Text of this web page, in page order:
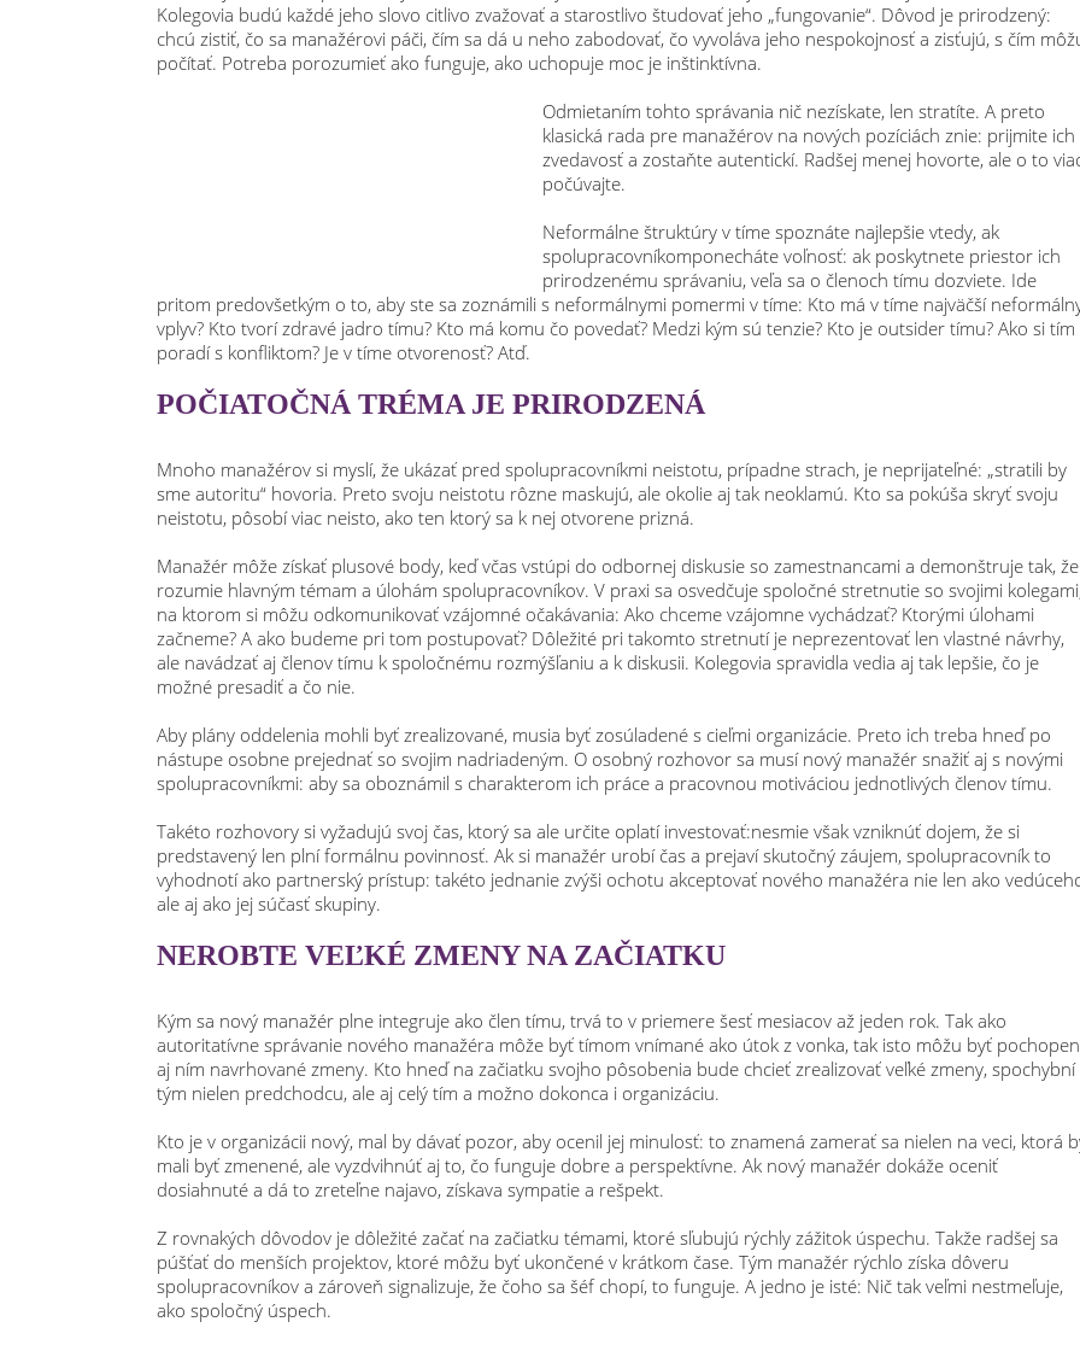
Kolegovia budú každé jeho slovo citlivo zvažovať a starostlivo študovať jeho „fungovanie“. Dôvod je prirodzený:
chcú zistiť, čo sa manažérovi páči, čím sa dá u neho zabodovať, čo vyvoláva jeho nespokojnosť a zisťujú, s čím
počítať. Potreba porozumieť ako funguje, ako uchopuje moc je inštinktívna.
Odmietaním tohto správania nič nezískate, len stratíte. A preto
klasická rada pre manažérov na nových pozíciách znie: prijmite ich
zvedavosť a zostaňte autentickí. Radšej menej hovorte, ale o to
počúvajte.
Neformálne štruktúry v tíme spoznáte najlepšie vtedy, ak
spolupracovníkomponecháte voľnosť: ak poskytnete priestor ich
prirodzenému správaniu, veľa sa o členoch tímu dozviete. Ide
pritom predovšetkým o to, aby ste sa zoznámili s neformálnymi pomermi v tíme: Kto má v tíme najväčší
vplyv? Kto tvorí zdravé jadro tímu? Kto má komu čo povedať? Medzi kým sú tenzie? Kto je outsider tímu? Ako si tím
poradí s konfliktom? Je v tíme otvorenosť? Atď.
POČIATOČNÁ TRÉMA JE PRIRODZENÁ
Mnoho manažérov si myslí, že ukázať pred spolupracovníkmi neistotu, prípadne strach, je neprijateľné: „stratili by
sme autoritu“ hovoria. Preto svoju neistotu rôzne maskujú, ale okolie aj tak neoklamú. Kto sa pokúša skryť svoju
neistotu, pôsobí viac neisto, ako ten ktorý sa k nej otvorene prizná.
Manažér môže získať plusové body, keď včas vstúpi do odbornej diskusie so zamestnancami a demonštruje tak, že
rozumie hlavným témam a úlohám spolupracovníkov. V praxi sa osvedčuje spoločné stretnutie so svojimi
na ktorom si môžu odkomunikovať vzájomné očakávania: Ako chceme vzájomne vychádzať? Ktorými úlohami
začneme? A ako budeme pri tom postupovať? Dôležité pri takomto stretnutí je neprezentovať len vlastné návrhy,
ale navádzať aj členov tímu k spoločnému rozmýšľaniu a k diskusii. Kolegovia spravidla vedia aj tak lepšie, čo je
možné presadiť a čo nie.
Aby plány oddelenia mohli byť zrealizované, musia byť zosúladené s cieľmi organizácie. Preto ich treba hneď po
nástupe osobne prejednať so svojim nadriadeným. O osobný rozhovor sa musí nový manažér snažiť aj s novými
spolupracovníkmi: aby sa oboznámil s charakterom ich práce a pracovnou motiváciou jednotlivých členov tímu.
Takéto rozhovory si vyžadujú svoj čas, ktorý sa ale určite oplatí investovať:nesmie však vzniknúť dojem, že si
predstavený len plní formálnu povinnosť. Ak si manažér urobí čas a prejaví skutočný záujem, spolupracovník to
vyhodnotí ako partnerský prístup: takéto jednanie zvýši ochotu akceptovať nového manažéra nie len ako
ale aj ako jej súčasť skupiny.
NEROBTE VEĽKÉ ZMENY NA ZAČIATKU
Kým sa nový manažér plne integruje ako člen tímu, trvá to v priemere šesť mesiacov až jeden rok. Tak ako
autoritatívne správanie nového manažéra môže byť tímom vnímané ako útok z vonka, tak isto môžu byť
aj ním navrhované zmeny. Kto hneď na začiatku svojho pôsobenia bude chcieť zrealizovať veľké zmeny, spochybní
tým nielen predchodcu, ale aj celý tím a možno dokonca i organizáciu.
Kto je v organizácii nový, mal by dávať pozor, aby ocenil jej minulosť: to znamená zamerať sa nielen na veci, ktorá
mali byť zmenené, ale vyzdvihnúť aj to, čo funguje dobre a perspektívne. Ak nový manažér dokáže oceniť
dosiahnuté a dá to zreteľne najavo, získava sympatie a rešpekt.
Z rovnakých dôvodov je dôležité začať na začiatku témami, ktoré sľubujú rýchly zážitok úspechu. Takže radšej sa
púšťať do menších projektov, ktoré môžu byť ukončené v krátkom čase. Tým manažér rýchlo získa dôveru
spolupracovníkov a zároveň signalizuje, že čoho sa šéf chopí, to funguje. A jedno je isté: Nič tak veľmi nestmeľuje,
ako spoločný úspech.